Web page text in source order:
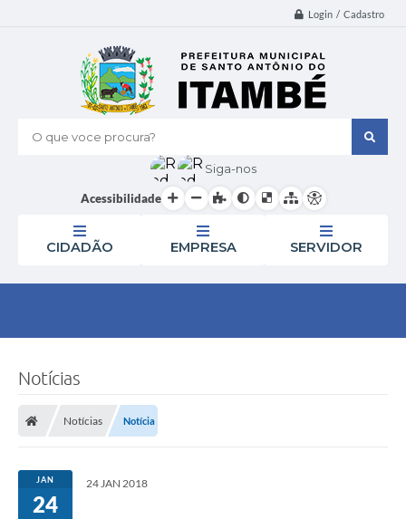
Login / Cadastro
O que voce procura?
Siga-nos
Acessibilidade
CIDADÃO EMPRESA SERVIDOR
Notícias
Notícias Notícia
JAN
24
24 JAN 2018